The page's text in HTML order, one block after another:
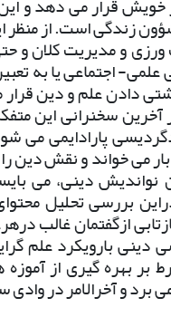
زندگی است. از
و مدیریت کلان و
علمی- اجتماعی یا به
دادن علم و دین
سخنرانی این
پارادایمی می
بار می خواند و نقش
نواندیش دینی، می
بررسی تحلیل
ازگفتمان غالب
دینی بارویکرد علم
بر بهره گیری از
برد و آخرالامر در